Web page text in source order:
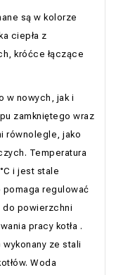
są w kolorze
ciepła z
króćce łączące
w nowych, jak i
zamkniętego wraz
równolegle, jako
Temperatura
i jest stale
pomaga regulować
do powierzchni
pracy kotła .
ze stali
Woda